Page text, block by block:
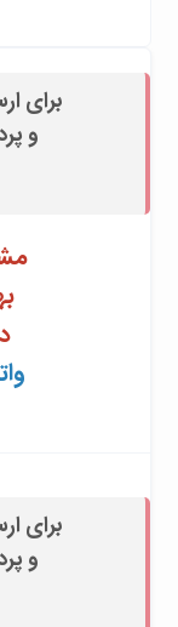
برای
و
برای
و